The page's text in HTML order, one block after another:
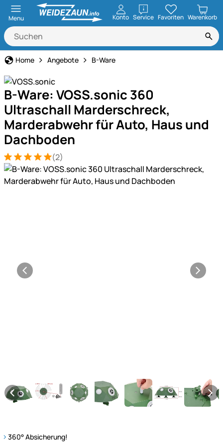
Menu Konto ServiceöffnenFavoriten Warenkorb
Home Angebote B-Ware
B-Ware: VOSS.sonic 360
Ultraschall Marderschreck,
Marderabwehr für Auto, Haus und
Dachboden
Bewertung: 5 von 5 (2 Bewertungen)
2 Bewertungen
(2)
Produktgalerie
360° Absicherung!